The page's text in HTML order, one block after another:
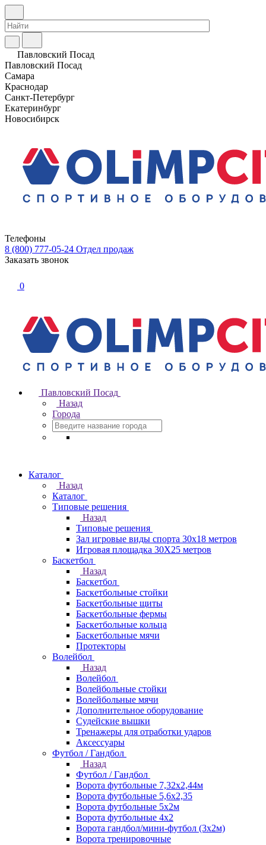
Павловский Посад
Павловский Посад
Самара
Краснодар
Санкт-Петербург
Екатеринбург
Новосибирск
Телефоны
8 (800) 777-05-24 Отдел продаж
Заказать звонок
0
Павловский Посад
Назад
Города
Каталог
Назад
Каталог
Типовые решения
Назад
Типовые решения
Зал игровые виды спорта 30x18 метров
Игровая площадка 30Х25 метров
Баскетбол
Назад
Баскетбол
Баскетбольные стойки
Баскетбольные щиты
Баскетбольные фермы
Баскетбольные кольца
Баскетбольные мячи
Протекторы
Волейбол
Назад
Волейбол
Волейбольные стойки
Волейбольные мячи
Дополнительное оборудование
Судейские вышки
Тренажеры для отработки ударов
Аксессуары
Футбол / Гандбол
Назад
Футбол / Гандбол
Ворота футбольные 7,32х2,44м
Ворота футбольные 5,6х2,35
Ворота футбольные 5х2м
Ворота футбольные 4х2
Ворота гандбол/мини-футбол (3х2м)
Ворота тренировочные